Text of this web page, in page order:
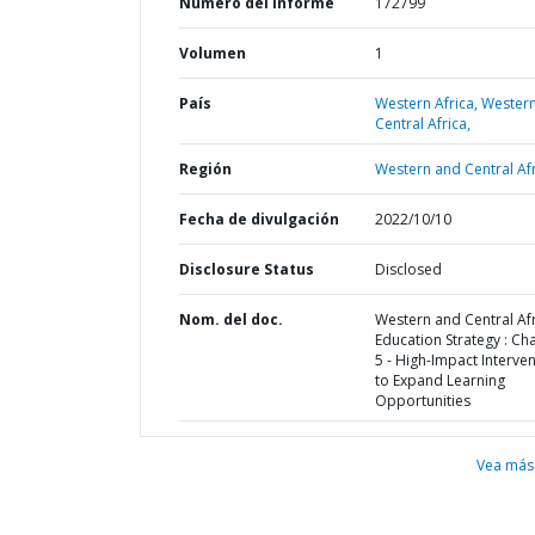
Volumen 1
País Western Africa,
Central Africa,
Región Western and Central
Fecha de divulgación 2022/10/10
Disclosure Status Disclosed
Nom. del doc.
Western and Central
Education Strategy :
5 - High-Impact
to Expand Learning
Opportunities
Vea más